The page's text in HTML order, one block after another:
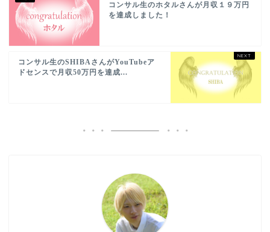
コンサル生のホタルさんが月収１９万円
を達成しました！
コンサル生のSHIBAさんがYouTubeア
ドセンスで月収50万円を達成...